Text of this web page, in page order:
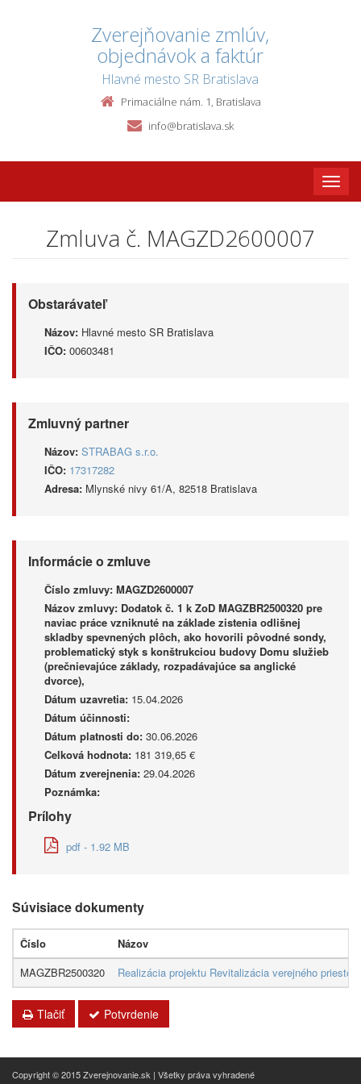
Zverejňovanie zmlúv,
objednávok a faktúr
Hlavné mesto SR Bratislava
Primaciálne nám. 1, Bratislava
info@bratislava.sk
Toggle
Zmluva č. MAGZD2600007
Obstarávateľ
Názov: Hlavné mesto SR Bratislava
IČO: 00603481
Zmluvný partner
Názov: STRABAG s.r.o.
IČO: 17317282
Adresa: Mlynské nivy 61/A, 82518 Bratislava
Informácie o zmluve
Číslo zmluvy: MAGZD2600007
Názov zmluvy: Dodatok č. 1 k ZoD MAGZBR2500320 pre
naviac práce vzniknuté na základe zistenia odlišnej
skladby spevnených plôch, ako hovorili pôvodné sondy,
problematický styk s konštrukciou budovy Domu služieb
(prečnievajúce základy, rozpadávajúce sa anglické
dvorce),
Dátum uzavretia: 15.04.2026
Dátum účinnosti:
Dátum platnosti do: 30.06.2026
Celková hodnota: 181 319,65 €
Dátum zverejnenia: 29.04.2026
Poznámka:
Prílohy
pdf - 1.92 MB
Súvisiace dokumenty
Číslo
Názov
MAGZBR2500320
Realizácia projektu Revitalizácia verejného
Tlačiť Potvrdenie
Copyright © 2015 Zverejnovanie.sk | Všetky práva vyhradené